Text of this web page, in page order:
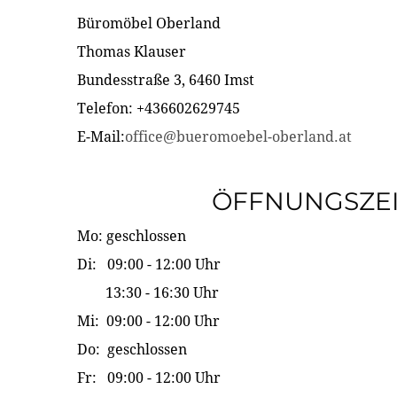
Büromöbel Oberland
Thomas Klauser
Bundesstraße 3, 6460 Imst
Telefon: +436602629745
E-Mail:office@bueromoebel-oberland.at
Mo: geschlossen
Di: 09:00 - 12:00 Uhr
13:30 - 16:30 Uhr
Mi: 09:00 - 12:00 Uhr
Do: geschlossen
Fr: 09:00 - 12:00 Uhr